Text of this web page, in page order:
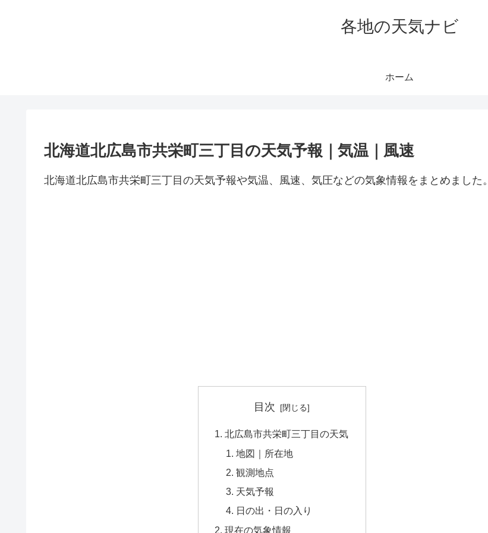
各地の天気ナビ
ホーム
北海道北広島市共栄町三丁目の天気予報｜気温｜風速
北海道北広島市共栄町三丁目の天気予報や気温、風速、気圧などの気象情報をまとめました。
目次
北広島市共栄町三丁目の天気
地図｜所在地
観測地点
天気予報
日の出・日の入り
現在の気象情報